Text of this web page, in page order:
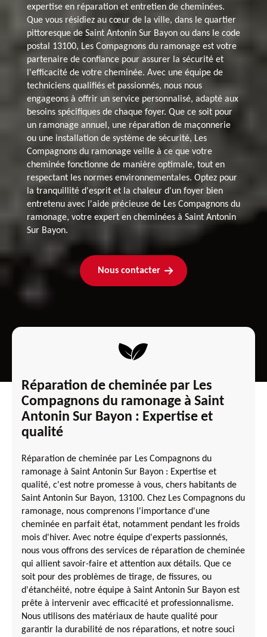
expertise en réparation et entretien de cheminées.
Que vous résidiez au cœur de la ville, dans le quartier
pittoresque de Saint Antonin Sur Bayon ou dans le code
postal 13100, Les Compagnons du ramonage est votre
partenaire de confiance pour assurer la sécurité et
l'efficacité de votre cheminée. Avec une équipe de
techniciens qualifiés et passionnés, nous nous
engageons à offrir un service personnalisé, adapté aux
besoins spécifiques de chaque foyer. Que ce soit pour
un ramonage annuel, une réparation de maçonnerie
ou une installation de système de sécurité, Les
Compagnons du ramonage veille à ce que votre
cheminée fonctionne de manière optimale, tout en
respectant les normes environnementales. Optez pour
la tranquillité d'esprit et la chaleur d'un foyer bien
entretenu avec l'aide précieuse de Les Compagnons du
ramonage, votre expert en cheminées à Saint Antonin
Sur Bayon.
Nous contacter
Réparation de cheminée par Les
Compagnons du ramonage à Saint
Antonin Sur Bayon : Expertise et
qualité
Réparation de cheminée par Les Compagnons du
ramonage à Saint Antonin Sur Bayon : Expertise et
qualité, c'est notre promesse à vous, chers habitants de
Saint Antonin Sur Bayon, 13100. Chez Les Compagnons du
ramonage, nous comprenons l'importance d'une
cheminée en parfait état, notamment pendant les froids
mois d'hiver. Avec notre équipe d'experts passionnés,
nous vous offrons des services de réparation de cheminée
qui allient savoir-faire et attention aux détails. Que ce
soit pour des problèmes de tirage, de fissures, ou
d'étanchéité, notre équipe à Saint Antonin Sur Bayon est
prête à intervenir avec efficacité et professionnalisme.
Nous utilisons des matériaux de haute qualité pour
garantir la durabilité de nos réparations, et notre souci